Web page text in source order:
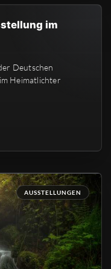
im
Deutschen
Heimatlichter
AUSSTELLUNGEN